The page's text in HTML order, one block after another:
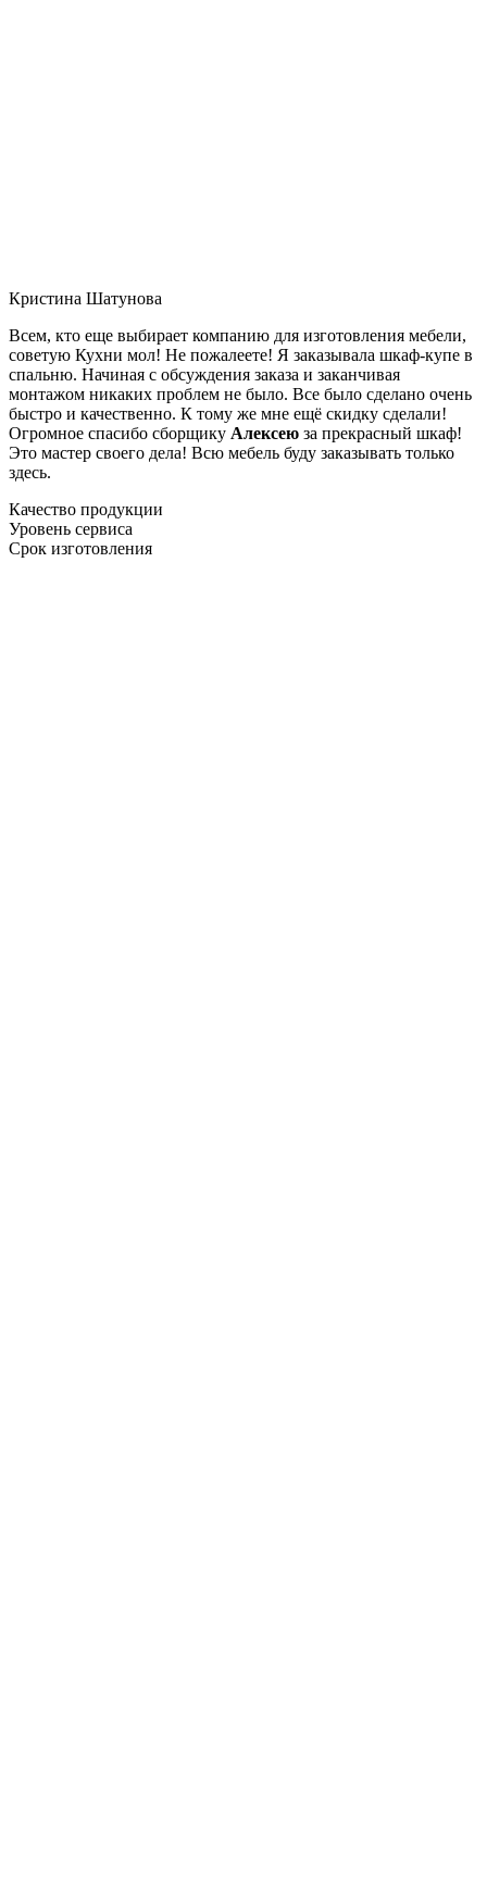
Кристина Шатунова
Всем, кто еще выбирает компанию для изготовления мебели,
советую Кухни мол! Не пожалеете! Я заказывала шкаф-купе в
спальню. Начиная с обсуждения заказа и заканчивая
монтажом никаких проблем не было. Все было сделано очень
быстро и качественно. К тому же мне ещё скидку сделали!
Огромное спасибо сборщику Алексею за прекрасный шкаф!
Это мастер своего дела! Всю мебель буду заказывать только
здесь.
Качество продукции
Уровень сервиса
Срок изготовления